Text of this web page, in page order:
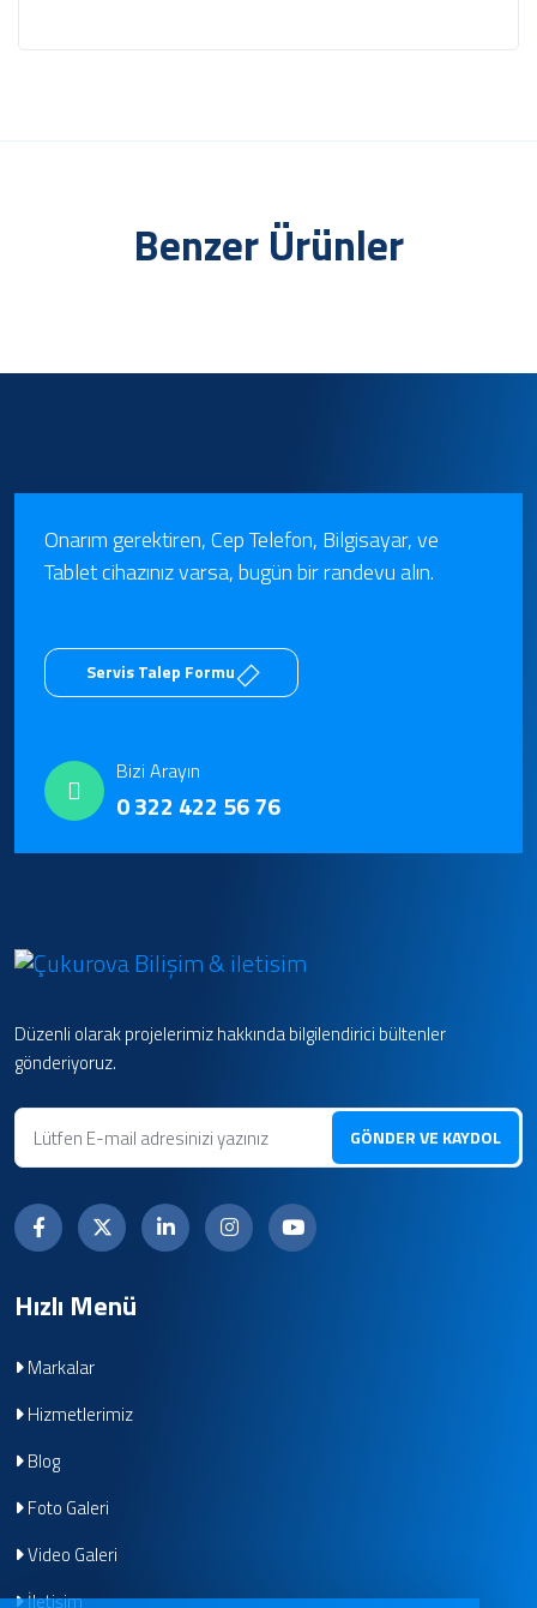
Benzer Ürünler
Onarım gerektiren, Cep Telefon, Bilgisayar, ve
Tablet cihazınız varsa, bugün bir randevu alın.
Servis Talep Formu
Bizi Arayın
0 322 422 56 76
Düzenli olarak projelerimiz hakkında bilgilendirici bültenler
gönderiyoruz.
GÖNDER VE KAYDOL
Hızlı Menü
Markalar
Hizmetlerimiz
Blog
Foto Galeri
Video Galeri
İletişim